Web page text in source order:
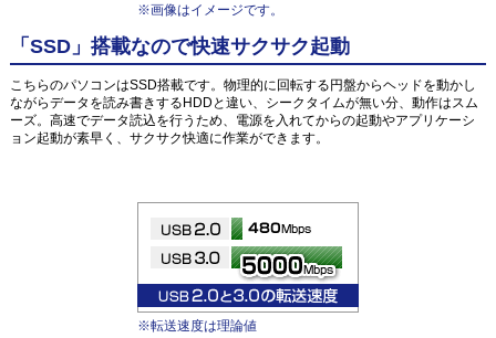
※画像はイメージです。
「SSD」搭載なので快速サクサク起動
こちらのパソコンはSSD搭載です。物理的に回転する円盤からヘッドを動かし
ながらデータを読み書きするHDDと違い、シークタイムが無い分、動作はスム
ーズ。高速でデータ読込を行うため、電源を入れてからの起動やアプリケーシ
ョン起動が素早く、サクサク快適に作業ができます。
※転送速度は理論値